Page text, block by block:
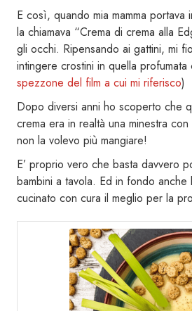
E così, quando mia mamma portava
la chiamava “Crema di crema alla
gli occhi. Ripensando ai gattini, mi
intingere crostini in quella profumata
spezzone del film a cui mi riferisco)
Dopo diversi anni ho scoperto che
crema era in realtà una minestra
non la volevo più mangiare!
E’ proprio vero che basta davvero
bambini a tavola. Ed in fondo anche
cucinato con cura il meglio per la